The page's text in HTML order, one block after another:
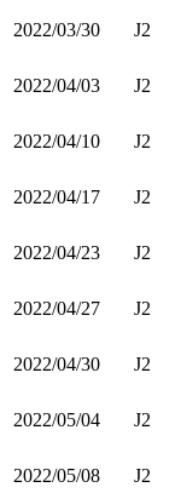
2022/03/30 J2
2022/04/03 J2
2022/04/10 J2
2022/04/17 J2
2022/04/23 J2
2022/04/27 J2
2022/04/30 J2
2022/05/04 J2
2022/05/08 J2